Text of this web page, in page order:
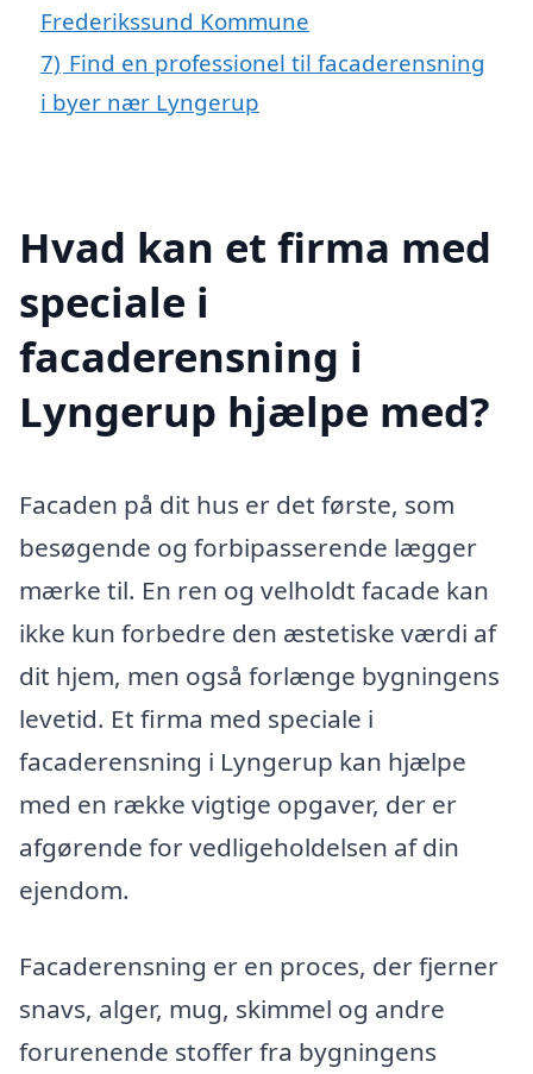
Frederikssund Kommune
7) Find en professionel til facaderensning
i byer nær Lyngerup
Hvad kan et firma med
speciale i
facaderensning i
Lyngerup hjælpe med?
Facaden på dit hus er det første, som
besøgende og forbipasserende lægger
mærke til. En ren og velholdt facade kan
ikke kun forbedre den æstetiske værdi af
dit hjem, men også forlænge bygningens
levetid. Et firma med speciale i
facaderensning i Lyngerup kan hjælpe
med en række vigtige opgaver, der er
afgørende for vedligeholdelsen af din
ejendom.
Facaderensning er en proces, der fjerner
snavs, alger, mug, skimmel og andre
forurenende stoffer fra bygningens